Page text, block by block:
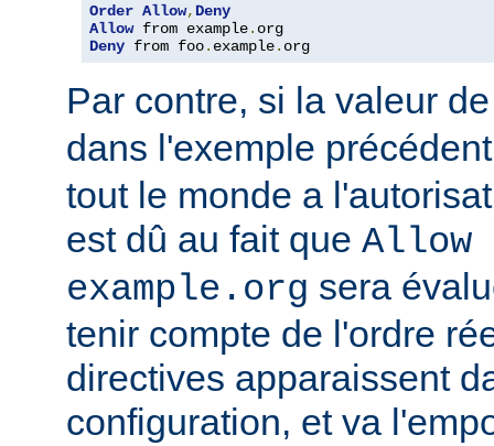
Order Allow, Deny
Allow from example.
Deny from foo. example. org
Par contre, si la valeur
dans l'exemple
tout le monde a
est dû au fait que Allow
example.org sera
tenir compte de l'ordre
directives apparaissent
configuration, et va